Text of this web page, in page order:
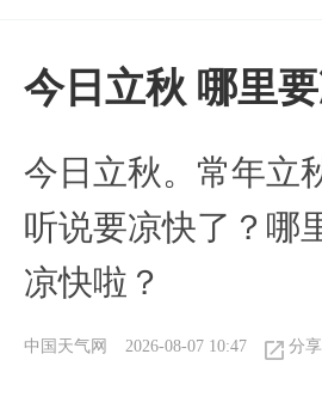
今日立秋 哪里
今日立秋。常年立
听说要凉快了？哪
凉快啦？
中国天气网 2026-08-07 10:47 分享